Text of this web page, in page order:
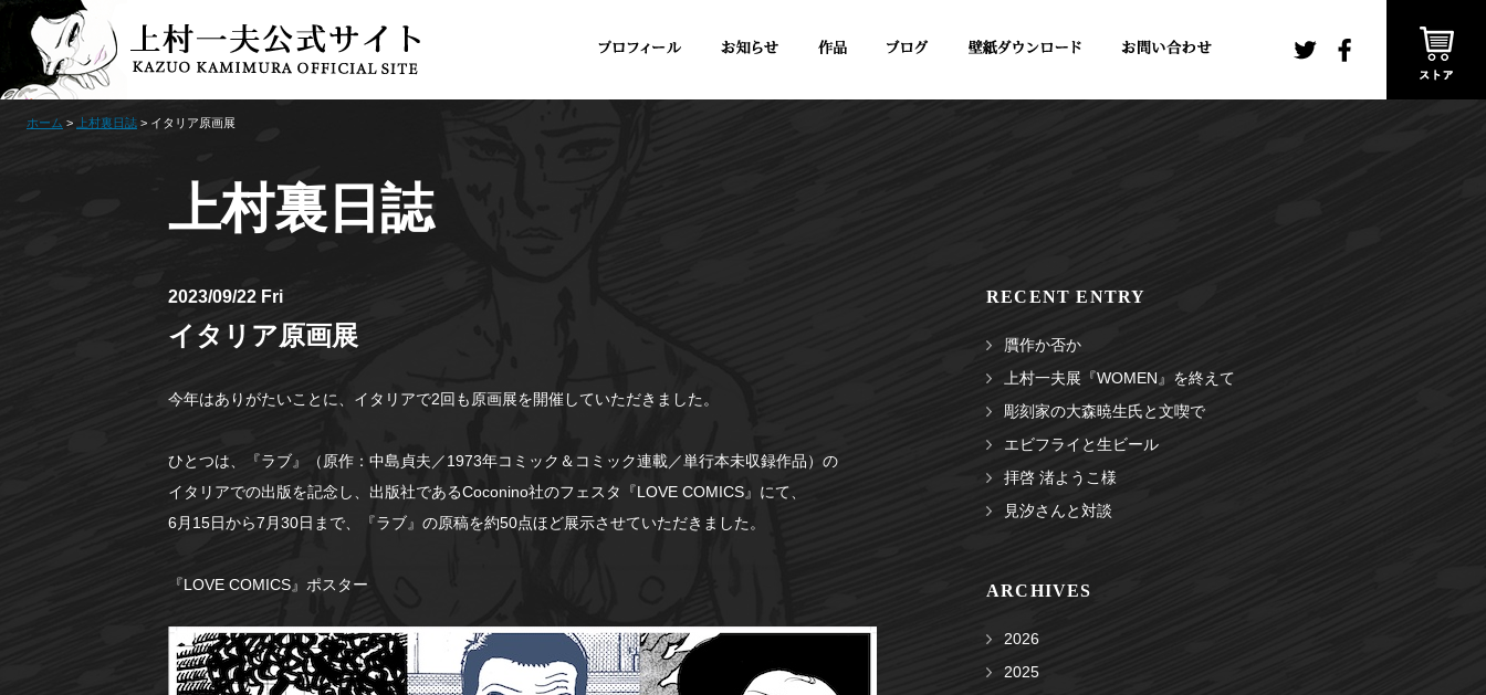
ホーム > 上村裏日誌 > イタリア原画展
上村裏日誌
2023/09/22 Fri
イタリア原画展
今年はありがたいことに、イタリアで2回も原画展を開催していただきました。
ひとつは、『ラブ』（原作：中島貞夫／1973年コミック＆コミック連載／単行本未収録作品）の
イタリアでの出版を記念し、出版社であるCoconino社のフェスタ『LOVE COMICS』にて、
6月15日から7月30日まで、『ラブ』の原稿を約50点ほど展示させていただきました。
『LOVE COMICS』ポスター
RECENT ENTRY
贋作か否か
上村一夫展『WOMEN』を終えて
彫刻家の大森暁生氏と文喫で
エビフライと生ビール
拝啓 渚ようこ様
見汐さんと対談
ARCHIVES
2026
2025